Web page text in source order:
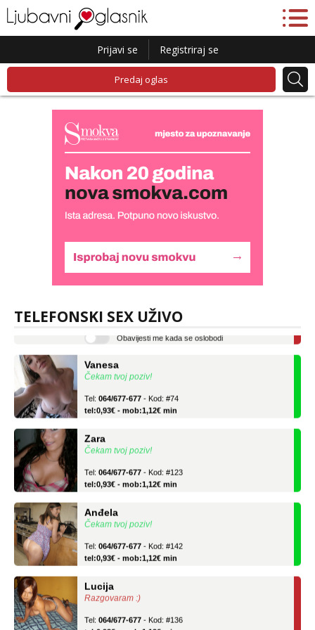
Prijavi se Registriraj se
Predaj oglas
TELEFONSKI SEX UŽIVO
Lucija
tel:0,93€ - mob:1,12€ min
Čekam tvoj poziv!
tel:0,93€ - mob:1,12€ min
Čekam tvoj poziv!
tel:0,93€ - mob:1,12€ min
Čekam tvoj poziv!
tel:0,93€ - mob:1,12€ min
Razgovaram :)
tel:0,93€ - mob:1,12€ min